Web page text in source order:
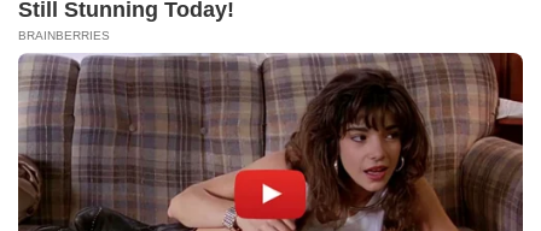
BUZZDAY
Why Women Can't Resist Men Who Know This Hidden Secret